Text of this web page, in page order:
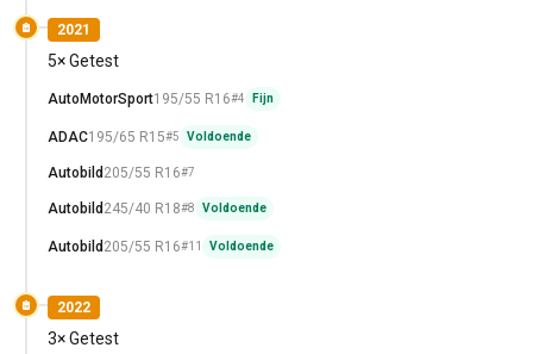
2021
5× Getest
AutoMotorSport195/55 R16#4 Fijn
ADAC195/65 R15#5 Voldoende
Autobild 205/55 R16#7
Autobild 245/40 R18#8 Voldoende
Autobild 205/55 R16#11 Voldoende
2022
3× Getest